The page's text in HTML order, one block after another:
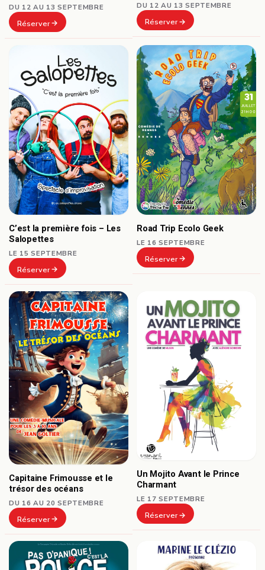
DU 12 AU 13 SEPTEMBRE
Réserver
DU 12 AU 13 SEPTEMBRE
Réserver
C’est la première fois – Les
Salopettes
LE 15 SEPTEMBRE
Réserver
Road Trip Ecolo Geek
LE 16 SEPTEMBRE
Réserver
Capitaine Frimousse et le
trésor des océans
DU 16 AU 20 SEPTEMBRE
Réserver
Un Mojito Avant le Prince
Charmant
LE 17 SEPTEMBRE
Réserver